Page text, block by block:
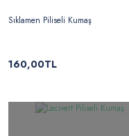
Sıklamen Piliseli Kumaş
160,00TL